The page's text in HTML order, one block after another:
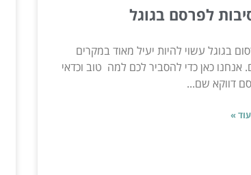
בגוגל עשוי להיות יעיל מאוד במקרים
אנחנו כאן כדי להסביר לכם למה טוב וכדאי
דווקא שם...
»